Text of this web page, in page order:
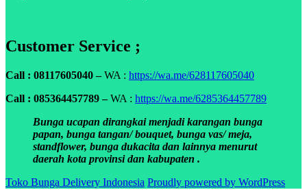
Customer Service ;
Call : 08117605040 –WA : https://wa.me/628117605040
Call : 085364457789 –WA : https://wa.me/6285364457789
Bunga ucapan dirangkai menjadi karangan bunga
papan, bunga tangan/ bouquet, bunga vas/ meja,
standflower, bunga dukacita dan lainnya menurut
daerah kota provinsi dan kabupaten .
Toko Bunga Delivery Indonesia Proudly powered by WordPress